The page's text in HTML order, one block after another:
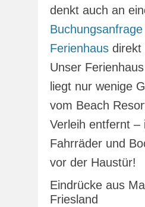
denkt auch an
Ferienhaus direkt
Unser
liegt nur wenige
vom Beach
Verleih entfernt –
Fahrräder und
vor der Haustür!
Eindrücke aus
Friesland